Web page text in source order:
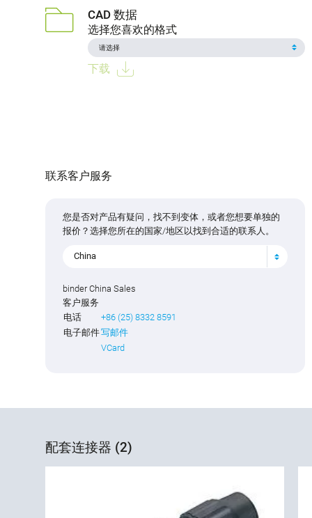
CAD 数据
选择您喜欢的格式
下载
联系客户服务
您是否对产品有疑问，找不到变体，或者您想要单独的
报价？选择您所在的国家/地区以找到合适的联系人。
China
binder China Sales
客户服务
电话
+86 (25) 8332 8591
电子邮件写邮件
VCard
配套连接器 (2)